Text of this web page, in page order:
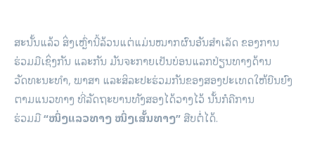
ສະນັ້ນແລ້ວ ສິ່ງເຫຼົ່ານີ້ລ້ວນແຕ່ແມ່ນໝາກຜົນອັນສຳເລັດ ຂອງການ
ຮ່ວມມືເຊິ່ງກັນ ແລະກັນ ມັນຈະກາຍເປັນບ່ອນແລກປ່ຽນທາງດ້ານ
ວັດທະນະທຳ, ພາສາ ແລະສິລະປະຮ່ວມກັນຂອງສອງປະເທດໃຫ້ຍືນຍົງ
ຕາມແນວທາງ ທີ່ລັດຖະບານທັງສອງໄດ້ວາງໄວ້ ນັ້ນກໍຄືການ
ຮ່ວມມື“ໜຶ່ງແລວທາງ ໜຶ່ງເສັ້ນທາງ” ສືບຕໍ່ໄດ້.